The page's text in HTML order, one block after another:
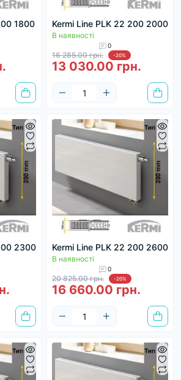
1800 Kermi Line PLK 22 200 2000
В наявності
0
16 285.00 грн. -20%
13 030.00 грн.
2300 Kermi Line PLK 22 200 2600
В наявності
0
20 825.00 грн. -20%
16 660.00 грн.